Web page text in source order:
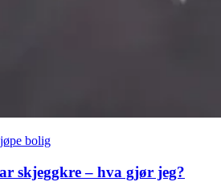
bolig
skjeggkre – hva gjør jeg?